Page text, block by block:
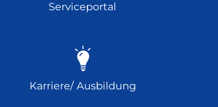
Serviceportal
Karriere/ Ausbildung